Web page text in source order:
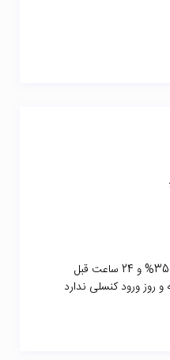
48 ساعت قبل ورود با دریافت 35% و 24 ساعت قبل